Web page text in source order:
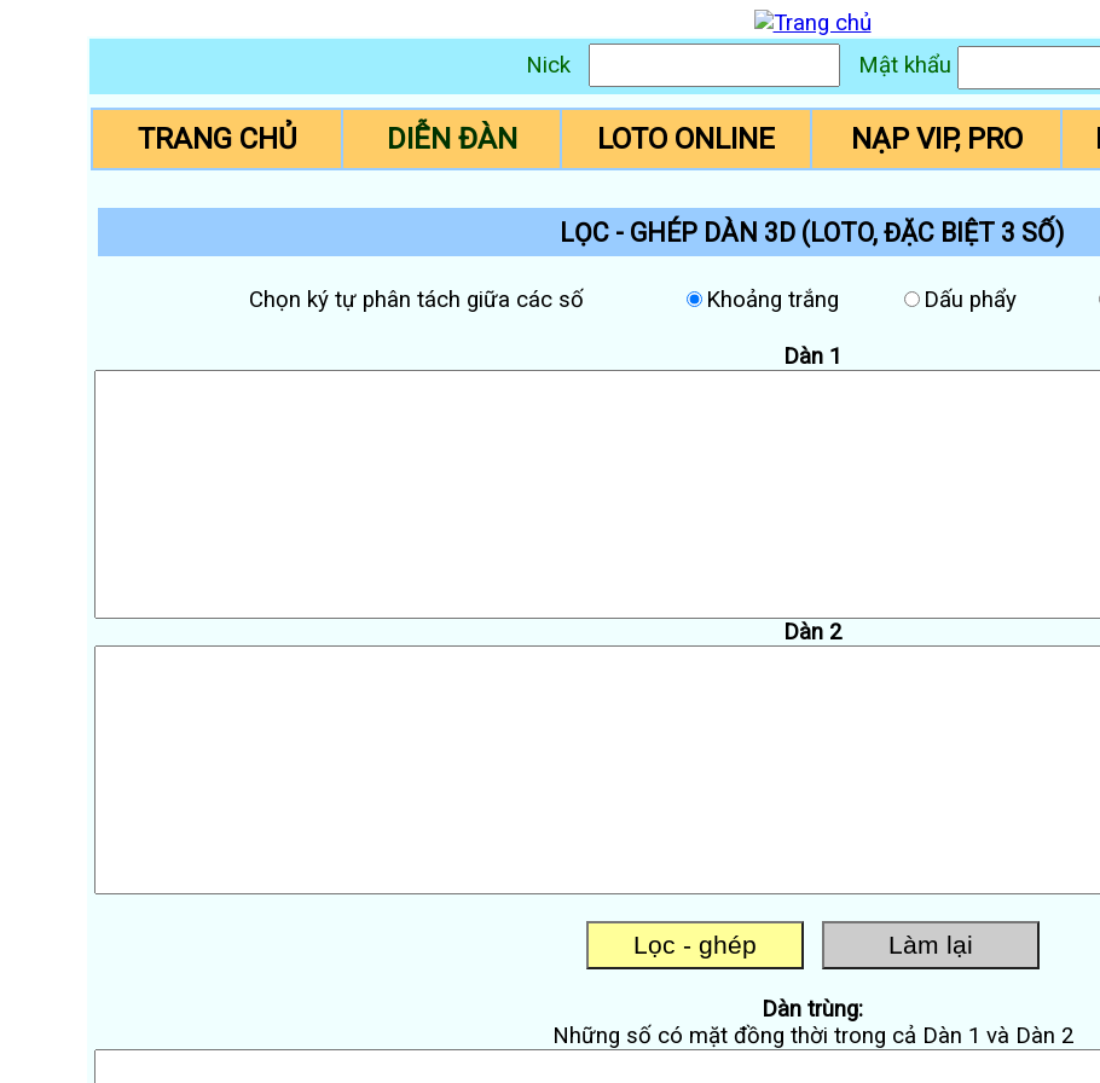
Nick Mật khẩu
TRANG CHỦ DIỄN ĐÀN LOTO ONLINE NẠP VIP, PRO
LỌC - GHÉP DÀN 3D (LOTO, ĐẶC BIỆT 3 SỐ)
Chọn ký tự phân tách giữa các số Khoảng trắng Dấu phẩy
Dàn 1
Dàn 2
Dàn trùng:
Những số có mặt đồng thời trong cả Dàn 1 và Dàn 2